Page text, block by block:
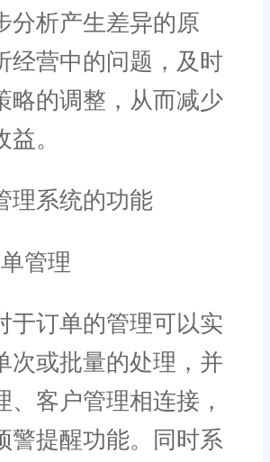
分析产生差异的原
经营中的问题，及时
略的调整，从而减少
。
系统的功能
管理
订单的管理可以实
次或批量的处理，并
、客户管理相连接，
警提醒功能。同时系